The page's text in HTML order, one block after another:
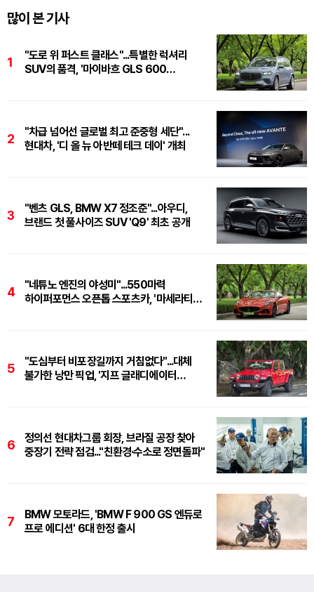
많이 본 기사
1
"도로 위 퍼스트 클래스"...특별한 럭셔리
SUV의 품격, '마이바흐 GLS 600
2
"차급 넘어선 글로벌 최고 준중형 세단"...
현대차, '디 올 뉴 아반떼 테크 데이' 개최
3
"벤츠 GLS, BMW X7 정조준"...아우디,
브랜드 첫 풀사이즈 SUV 'Q9' 최초 공개
4
"네튜노 엔진의 야성미"...550마력
하이퍼포먼스 오픈톱 스포츠카, '마세라티
5
"도심부터 비포장길까지 거침없다"...대체
불가한 낭만 픽업, '지프 글래디에이터
6
정의선 현대차그룹 회장, 브라질 공장 찾아
중장기 전략 점검..."친환경·수소로 정면돌파"
7
BMW 모토라드, 'BMW F 900 GS 엔듀로
프로 에디션' 6대 한정 출시